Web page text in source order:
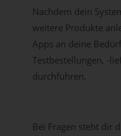
Nachdem dein
weitere Produkte
Apps an deine
Testbestellungen, -
durchführen.
Bei Fragen steht dir